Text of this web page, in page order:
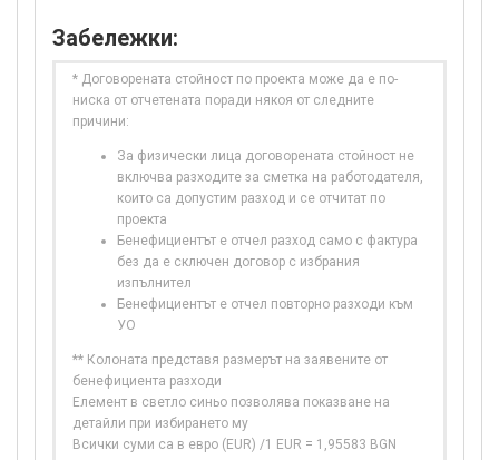
Забележки:
* Договорената стойност по проекта може да е по-
ниска от отчетената поради някоя от следните
причини:
За физически лица договорената стойност не
включва разходите за сметка на работодателя,
които са допустим разход и се отчитат по
проекта
Бенефициентът е отчел разход само с фактура
без да е сключен договор с избрания
изпълнител
Бенефициентът е отчел повторно разходи към
УО
** Колоната представя размерът на заявените от
бенефициента разходи
Елемент в светло синьо позволява показване на
детайли при избирането му
Всички суми са в евро (EUR) /1 EUR = 1,95583 BGN